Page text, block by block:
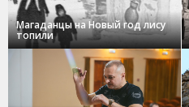
Магаданцы на Новый год лису
топили